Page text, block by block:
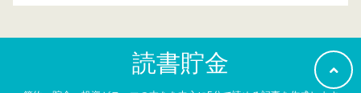
読書貯金